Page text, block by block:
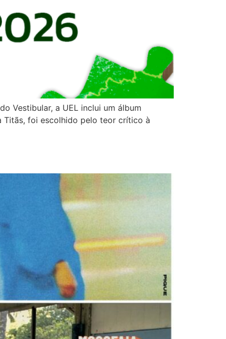
Vestibular, a UEL inclui um álbum
Titãs, foi escolhido pelo teor crítico à